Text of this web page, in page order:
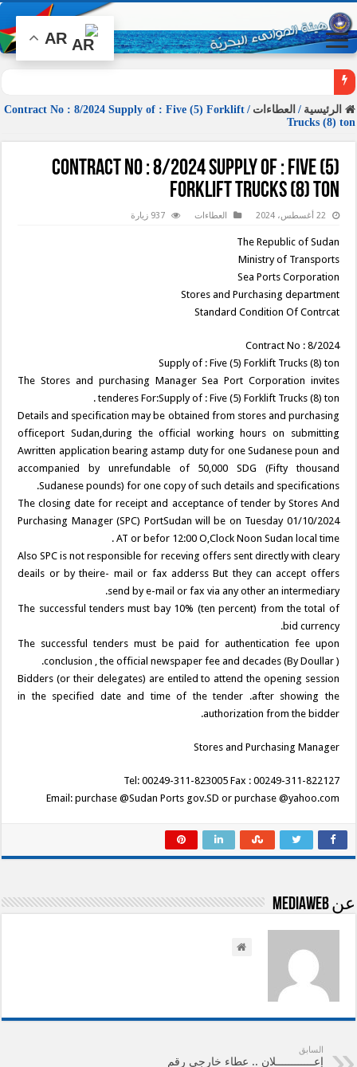
الرئيسية / العطاءات /
Contract No : 8/2024 Supply of : Five (5) Forklift
Trucks (8) ton
Contract No : 8/2024 Supply of : Five (5)
Forklift Trucks (8) ton
22 أغسطس، 2024 العطاءات 937 زيارة
The Republic of Sudan
Ministry of Transports
Sea Ports Corporation
Stores and Purchasing department
Standard Condition Of Contrcat
Contract No : 8/2024
Supply of : Five (5) Forklift Trucks (8) ton
The Stores and purchasing Manager Sea Port Corporation invites
tenderes For:Supply of : Five (5) Forklift Trucks (8) ton .
Details and specification may be obtained from stores and purchasing
officeport Sudan,during the official working hours on submitting
Awritten application bearing astamp duty for one Sudanese poun and
accompanied by unrefundable of 50,000 SDG (Fifty thousand
Sudanese pounds) for one copy of such details and specifications.
The closing date for receipt and acceptance of tender by Stores And
Purchasing Manager (SPC) PortSudan will be on Tuesday 01/10/2024
AT or befor 12:00 O,Clock Noon Sudan local time .
Also SPC is not responsible for receving offers sent directly with cleary
deails or by theire- mail or fax adderss But they can accept offers
send by e-mail or fax via any other an intermediary.
The successful tenders must bay 10% (ten percent) from the total of
bid currency.
The successful tenders must be paid for authentication fee upon
conclusion , the official newspaper fee and decades (By Doullar ).
Bidders (or their delegates) are entiled to attend the opening session
in the specified date and time of the tender .after showing the
authorization from the bidder.
Stores and Purchasing Manager
Tel: 00249-311-823005 Fax : 00249-311-822127
Email: purchase @Sudan Ports gov.SD or purchase @yahoo.com
عن mediaweb
السابق
إعــــــــــــلان .. عطاء خارجي رقم
AR